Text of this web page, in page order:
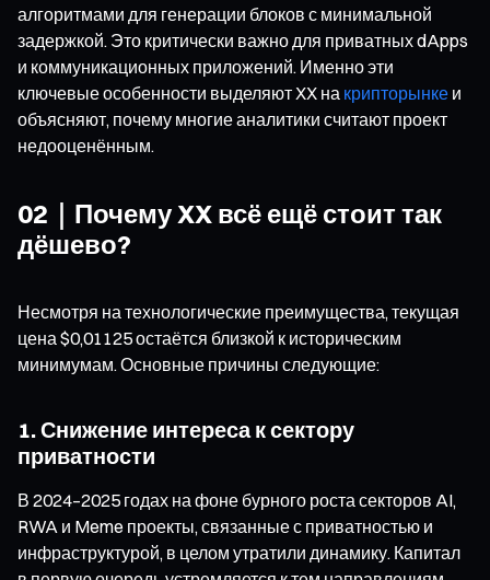
алгоритмами для генерации блоков с минимальной
задержкой. Это критически важно для приватных dApps
и коммуникационных приложений. Именно эти
ключевые особенности выделяют XX на крипторынке и
объясняют, почему многие аналитики считают проект
недооценённым.
02｜Почему XX всё ещё стоит так
дёшево?
Несмотря на технологические преимущества, текущая
цена $0,01125 остаётся близкой к историческим
минимумам. Основные причины следующие:
1. Снижение интереса к сектору
приватности
В 2024–2025 годах на фоне бурного роста секторов AI,
RWA и Meme проекты, связанные с приватностью и
инфраструктурой, в целом утратили динамику. Капитал